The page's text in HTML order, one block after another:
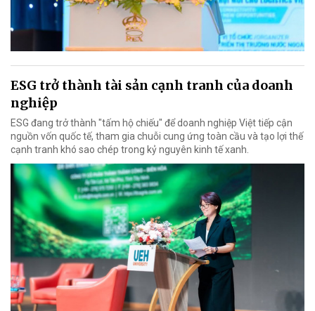
ESG trở thành tài sản cạnh tranh của doanh
nghiệp
ESG đang trở thành "tấm hộ chiếu" để doanh nghiệp Việt tiếp cận
nguồn vốn quốc tế, tham gia chuỗi cung ứng toàn cầu và tạo lợi thế
cạnh tranh khó sao chép trong kỷ nguyên kinh tế xanh.